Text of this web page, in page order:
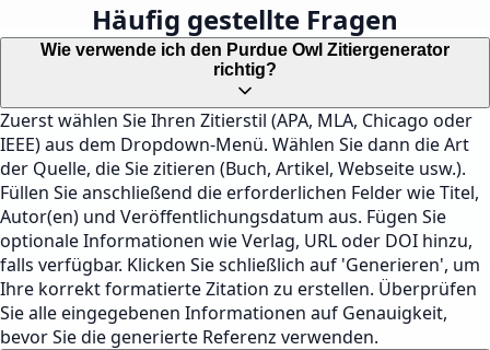
Häufig gestellte Fragen
Wie verwende ich den Purdue Owl Zitiergenerator
richtig?
Zuerst wählen Sie Ihren Zitierstil (APA, MLA, Chicago oder
IEEE) aus dem Dropdown-Menü. Wählen Sie dann die Art
der Quelle, die Sie zitieren (Buch, Artikel, Webseite usw.).
Füllen Sie anschließend die erforderlichen Felder wie Titel,
Autor(en) und Veröffentlichungsdatum aus. Fügen Sie
optionale Informationen wie Verlag, URL oder DOI hinzu,
falls verfügbar. Klicken Sie schließlich auf 'Generieren', um
Ihre korrekt formatierte Zitation zu erstellen. Überprüfen
Sie alle eingegebenen Informationen auf Genauigkeit,
bevor Sie die generierte Referenz verwenden.